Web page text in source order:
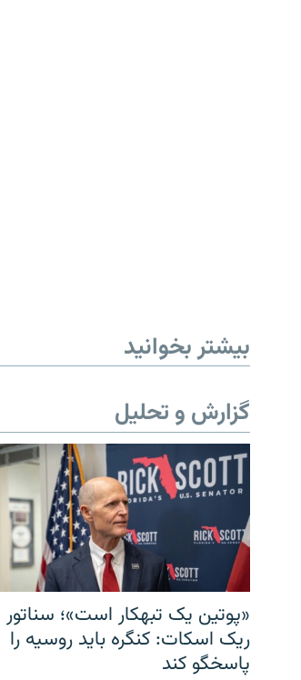
بیشتر بخوانید
گزارش و تحلیل
«پوتین یک تبهکار است»؛ سناتور
ریک اسکات: کنگره باید روسیه را
پاسخگو کند